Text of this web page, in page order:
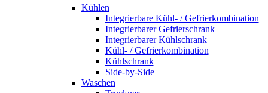
Kühlen
Integrierbare Kühl- / Gefrierkombination
Integrierbarer Gefrierschrank
Integrierbarer Kühlschrank
Kühl- / Gefrierkombination
Kühlschrank
Side-by-Side
Waschen